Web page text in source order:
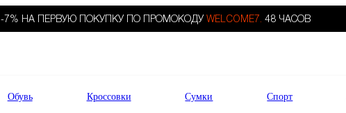
-7% НА ПЕРВУЮ ПОКУПКУ ПО ПРОМОКОДУ WELCOME7. 48 ЧАСОВ
Обувь Кроссовки Сумки Спорт